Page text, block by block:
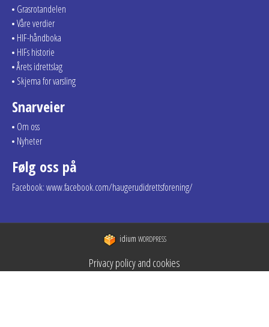
Grasrotandelen
Våre verdier
HIF-håndboka
HIFs historie
Årets idrettslag
Skjema for varsling
Snarveier
Om oss
Nyheter
Følg oss på
Facebook: www.facebook.com/haugerudidrettsforening/
idium WORDPRESS
Privacy policy and cookies